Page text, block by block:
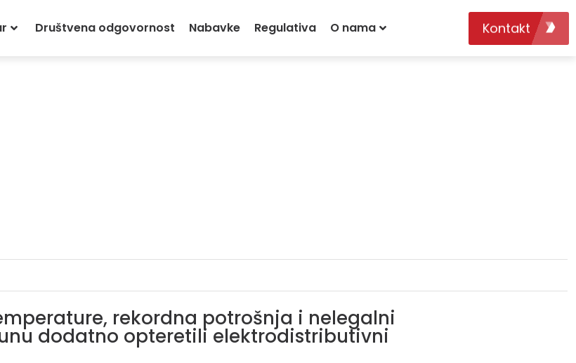
Društvena odgovornost Nabavke Regulativa O nama Kontakt
rekordna potrošnja i nelegalni
dodatno opteretili elektrodistributivni